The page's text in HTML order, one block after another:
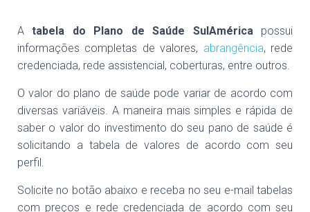
A tabela do Plano de Saúde SulAmérica possui
informações completas de valores, abrangência, rede
credenciada, rede assistencial, coberturas, entre outros.
O valor do plano de saúde pode variar de acordo com
diversas variáveis. A maneira mais simples e rápida de
saber o valor do investimento do seu pano de saúde é
solicitando a tabela de valores de acordo com seu
perfil.
Solicite no botão abaixo e receba no seu e-mail tabelas
com preços e rede credenciada de acordo com seu